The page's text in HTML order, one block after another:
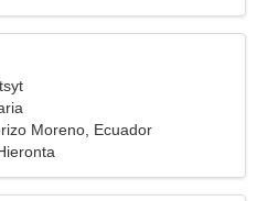
Moreno, Ecuador